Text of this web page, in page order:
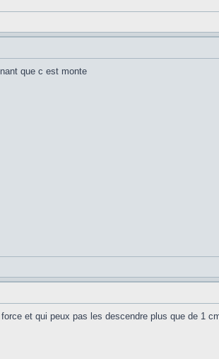
que c est monte
et qui peux pas les descendre plus que de 1